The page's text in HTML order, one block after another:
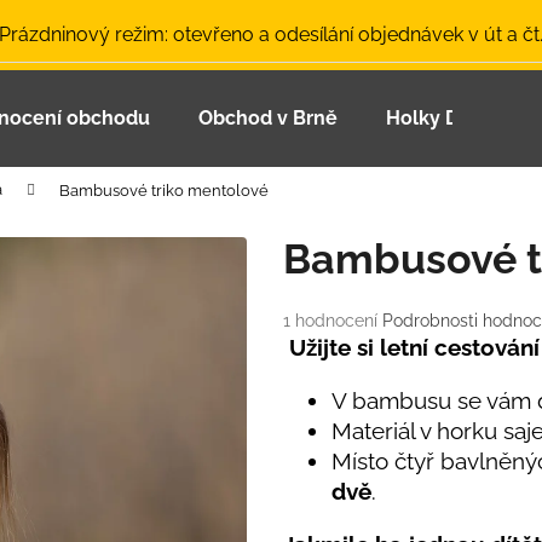
režim: otevřeno a odesílání objednávek v út a čt.
obchodu Obchod v Brně Holky Dupeťačky
Bambusové triko mentolové
Průměrné
hodnocení
produktu
hvězdiček.
1 hodnocení Podrobnosti
Bambusové
Užijte si letní
V bambusu se vám
Materiál v horku
Místo čtyř
dvě.
Co potřebujete najít?
ČEPICE UV 30 SVĚTLE MODRÁ